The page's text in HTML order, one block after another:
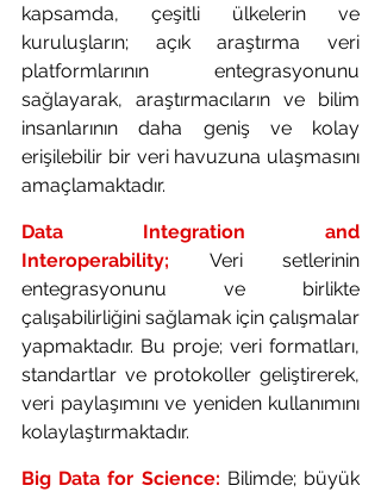
kapsamda, çeşitli ülkelerin ve
kuruluşların; açık araştırma veri
platformlarının entegrasyonunu
sağlayarak, araştırmacıların ve bilim
insanlarının daha geniş ve kolay
erişilebilir bir veri havuzuna ulaşmasını
amaçlamaktadır.
Data Integration and
Interoperability;
Veri setlerinin
entegrasyonunu ve birlikte
çalışabilirliğini sağlamak için çalışmalar
yapmaktadır. Bu proje; veri formatları,
standartlar ve protokoller geliştirerek,
veri paylaşımını ve yeniden kullanımını
kolaylaştırmaktadır.
Big Data for Science: Bilimde; büyük